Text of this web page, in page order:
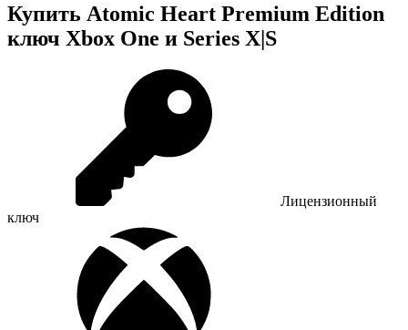
Купить Atomic Heart Premium Edition
ключ Xbox One и Series X|S
Лицензионный
ключ